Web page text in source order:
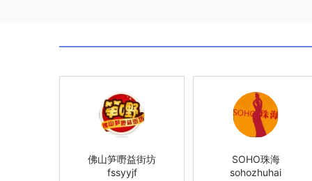
佛山笋嘢益街坊
fssyyjf
SOHO珠海
sohozhuhai